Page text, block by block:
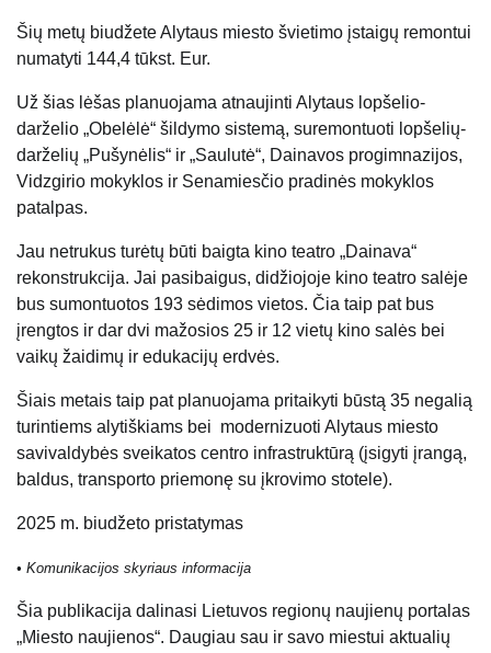
Šių metų biudžete Alytaus miesto švietimo įstaigų remontui
numatyti 144,4 tūkst. Eur.
Už šias lėšas planuojama atnaujinti Alytaus lopšelio-
darželio „Obelėlė“ šildymo sistemą, suremontuoti lopšelių-
darželių „Pušynėlis“ ir „Saulutė“, Dainavos progimnazijos,
Vidzgirio mokyklos ir Senamiesčio pradinės mokyklos
patalpas.
Jau netrukus turėtų būti baigta kino teatro „Dainava“
rekonstrukcija. Jai pasibaigus, didžiojoje kino teatro salėje
bus sumontuotos 193 sėdimos vietos. Čia taip pat bus
įrengtos ir dar dvi mažosios 25 ir 12 vietų kino salės bei
vaikų žaidimų ir edukacijų erdvės.
Šiais metais taip pat planuojama pritaikyti būstą 35 negalią
turintiems alytiškiams bei modernizuoti Alytaus miesto
savivaldybės sveikatos centro infrastruktūrą (įsigyti įrangą,
baldus, transporto priemonę su įkrovimo stotele).
2025 m. biudžeto pristatymas
• Komunikacijos skyriaus informacija
Šia publikacija dalinasi Lietuvos regionų naujienų portalas
„Miesto naujienos“. Daugiau sau ir savo miestui aktualių